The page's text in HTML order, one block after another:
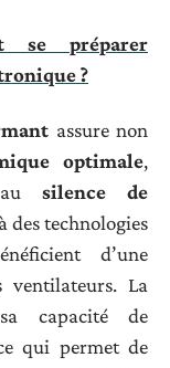
se préparer
?
assure non
optimale,
silence de
des technologies
d’une
ventilateurs. La
capacité de
qui permet de